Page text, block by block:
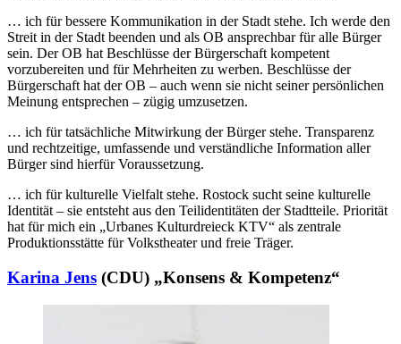
… ich für bessere Kommunikation in der Stadt stehe. Ich werde den
Streit in der Stadt beenden und als OB ansprechbar für alle Bürger
sein. Der OB hat Beschlüsse der Bürgerschaft kompetent
vorzubereiten und für Mehrheiten zu werben. Beschlüsse der
Bürgerschaft hat der OB – auch wenn sie nicht seiner persönlichen
Meinung entsprechen – zügig umzusetzen.
… ich für tatsächliche Mitwirkung der Bürger stehe. Transparenz
und rechtzeitige, umfassende und verständliche Information aller
Bürger sind hierfür Voraussetzung.
… ich für kulturelle Vielfalt stehe. Rostock sucht seine kulturelle
Identität – sie entsteht aus den Teilidentitäten der Stadtteile. Priorität
hat für mich ein „Urbanes Kulturdreieck KTV“ als zentrale
Produktionsstätte für Volkstheater und freie Träger.
Karina Jens (CDU) „Konsens & Kompetenz“